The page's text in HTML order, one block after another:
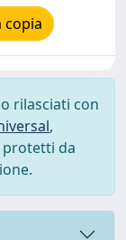
copia
rilasciati con
,
protetti da